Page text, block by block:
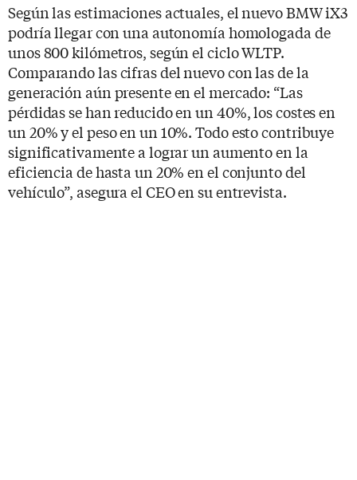
Según las estimaciones actuales, el nuevo BMW iX3
podría llegar con una autonomía homologada de
unos 800 kilómetros, según el ciclo WLTP.
Comparando las cifras del nuevo con las de la
generación aún presente en el mercado: “Las
pérdidas se han reducido en un 40%, los costes en
un 20% y el peso en un 10%. Todo esto contribuye
significativamente a lograr un aumento en la
eficiencia de hasta un 20% en el conjunto del
vehículo”, asegura el CEO en su entrevista.